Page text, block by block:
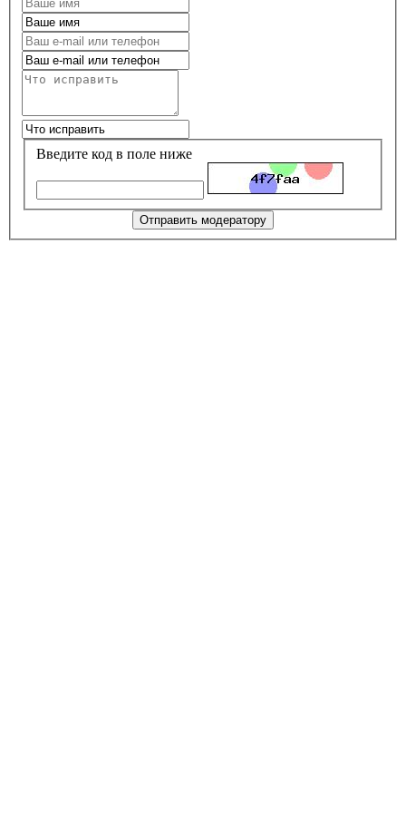
Введите код в поле ниже
Отправить модератору